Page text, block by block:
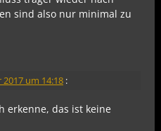
sind also nur minimal zu
2017 um 14:18 :
erkenne, das ist keine